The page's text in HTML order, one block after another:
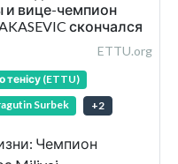
вице-чемпион
скончался
ETTU.org
тенісу (ETTU)
Surbek +2
Чемпион